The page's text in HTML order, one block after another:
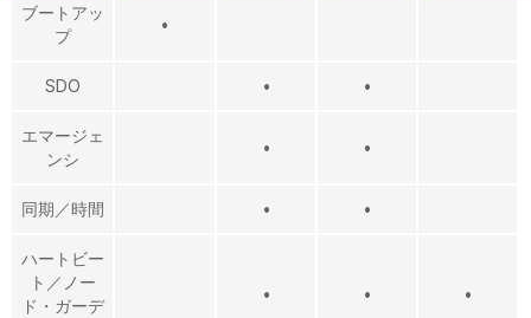
ブートアッ
プ
•
SDO • •
エマージェ
ンシ
• •
同期／時間 • •
ハートビー
ト／ノー
ド・ガーデ
• • •